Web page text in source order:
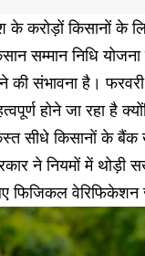
के करोड़ों किसानों के
सम्मान निधि
की संभावना है।
होने जा रहा है
सीधे किसानों के बैंक
ने नियमों में थोड़ी
फिजिकल